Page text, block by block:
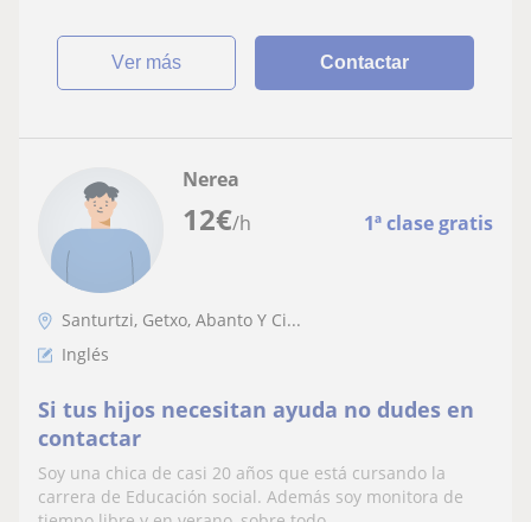
ver más Contactar
12€/h 1ª clase gratis
Nerea
Santurtzi, Getxo, Abanto Y Ci...
Inglés
Si tus hijos necesitan ayuda no dudes en
contactar
Soy una chica de casi 20 años que está cursando la
carrera de Educación social. Además soy monitora de